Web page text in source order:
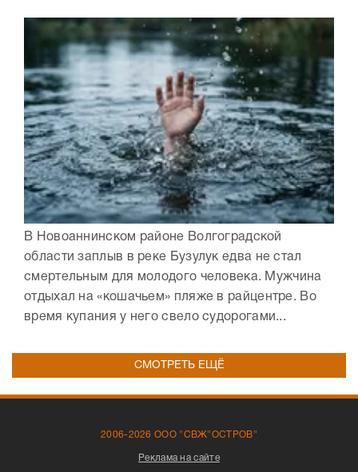
В Новоаннинском районе Волгоградской
области заплыв в реке Бузулук едва не стал
смертельным для молодого человека. Мужчина
отдыхал на «кошачьем» пляже в райцентре. Во
время купания у него свело судорогами...
СМОТРЕТЬ ЕЩЁ
2006-2026 ООО "СВЖ"ОСТРОВ"
Реклама на сайте